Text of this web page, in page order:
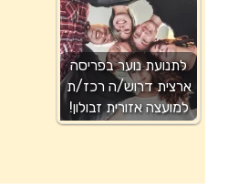
לתנועת נוער בפריסה
ארצית דרוש/ה רכז/ת
למועצה אזורית זבולון!